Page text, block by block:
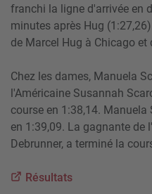
franchi la ligne d'arrivée en
minutes après Hug
de Marcel Hug à Chicago
Chez les dames, Manuela
l'Américaine Susannah
course en 1:38,14.
en 1:39,09. La gagnante de
Debrunner, a terminé la
Résultats